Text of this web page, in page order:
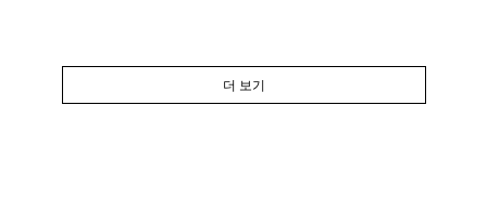
더 보기